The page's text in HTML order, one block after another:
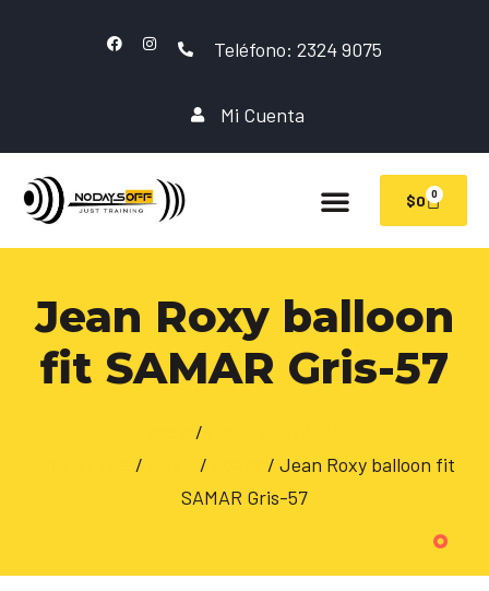
Teléfono: 2324 9075
Mi Cuenta
$0 0
Jean Roxy balloon
fit SAMAR Gris-57
/
/ /
/ Jean Roxy balloon fit
SAMAR Gris-57